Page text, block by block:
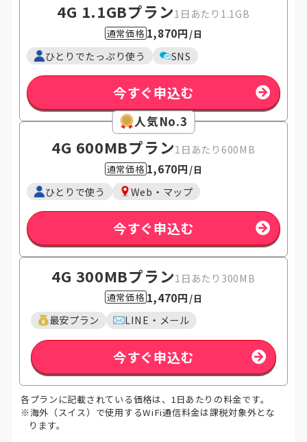
4G 1.1GBプラン1日あたり1.1GB
通常価格1,870円 /日
ひとりでたっぷり使う SNS
今すぐ申込む
人気No.3
4G 600MBプラン1日あたり600MB
通常価格1,670円 /日
ひとりで使う Web・マップ
今すぐ申込む
4G 300MBプラン1日あたり300MB
通常価格1,470円 /日
最安プラン LINE・メール
今すぐ申込む
各プランに記載されている価格は、1日あたりの料金です。
※海外（スイス）で使用するWiFi通信料金は課税対象外とな
ります。